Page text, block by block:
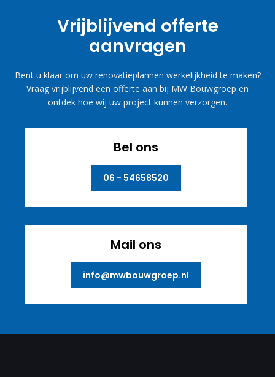
Vrijblijvend offerte
aanvragen
Bent u klaar om uw renovatieplannen werkelijkheid te maken?
Vraag vrijblijvend een offerte aan bij MW Bouwgroep en
ontdek hoe wij uw project kunnen verzorgen.
Bel ons
06 - 54658520
Mail ons
info@mwbouwgroep.nl